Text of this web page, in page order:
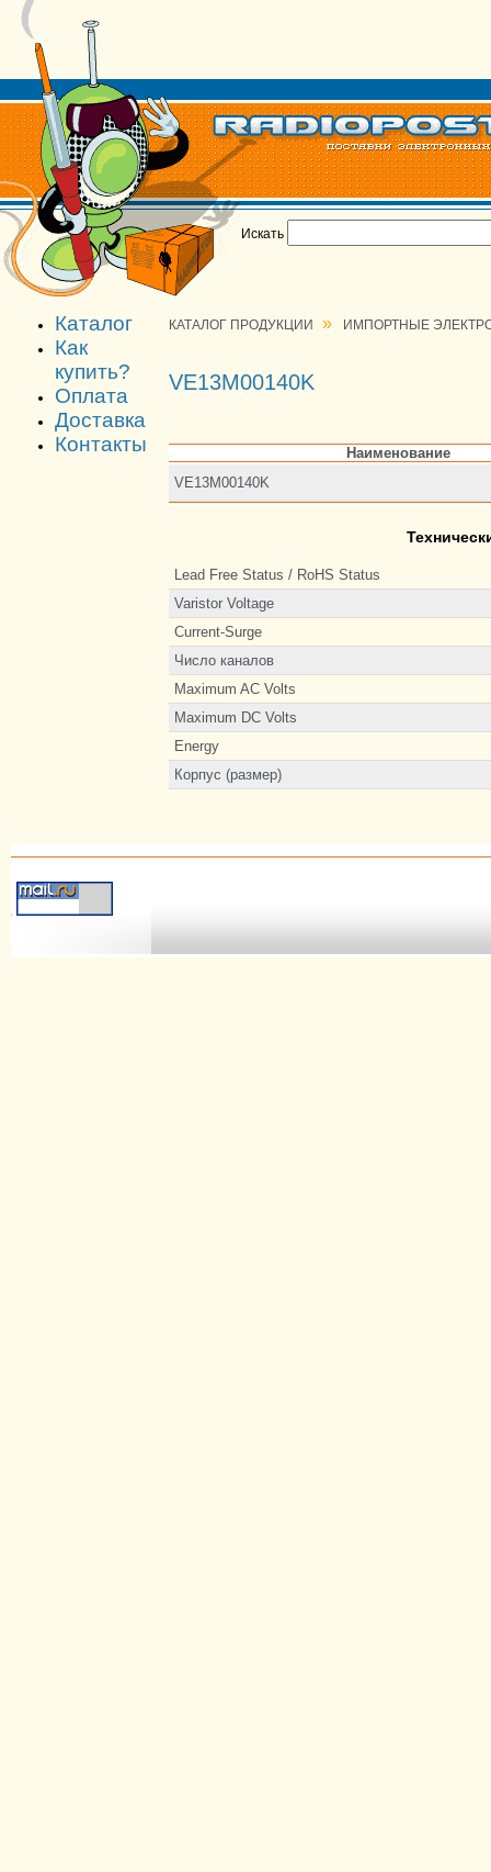
Искать
Каталог
Как
купить?
Оплата
Доставка
Контакты
КАТАЛОГ ПРОДУКЦИИ » ИМПОРТНЫЕ
VE13M00140K
Наименование
VE13M00140K
Lead Free Status / RoHS Status
Varistor Voltage
Current-Surge
Число каналов
Maximum AC Volts
Maximum DC Volts
Energy
Корпус (размер)